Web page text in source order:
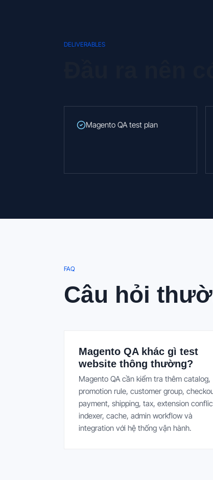
DELIVERABLES
Magento QA test plan
FAQ
Câu hỏi
Magento QA khác gì test
website thông thường?
Magento QA cần kiểm tra thêm catalog,
promotion rule, customer group,
payment, shipping, tax, extension
indexer, cache, admin workflow và
integration với hệ thống vận hành.